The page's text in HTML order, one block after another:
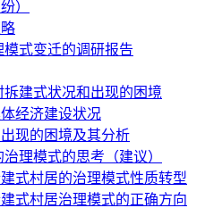
）
式变迁的调研报告
建式状况和出现的困境
经济建设状况
现的困境及其分析
理模式的思考（建议）
式村居的治理模式性质转型
式村居治理模式的正确方向